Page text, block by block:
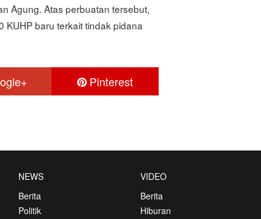
Agung. Atas perbuatan tersebut,
KUHP baru terkait tindak pidana
Pinterest
NEWS
Berita
Politik
VIDEO
Berita
Hiburan